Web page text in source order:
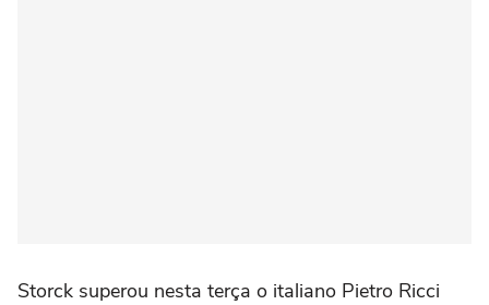
Storck superou nesta terça o italiano Pietro Ricci